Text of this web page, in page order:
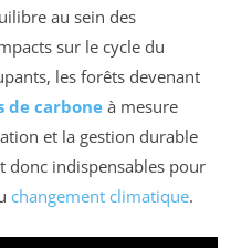
au sein des
sur le cycle du
les forêts devenant
de carbone à mesure
et la gestion durable
donc indispensables pour
changement climatique.